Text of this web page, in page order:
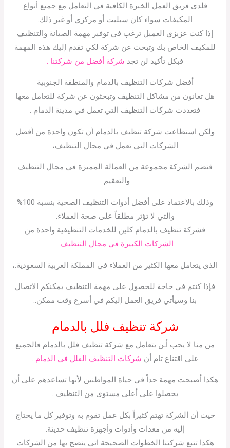
فلدى فريق العمل الخبرة الكافية في التعامل مع جميع أنواع
المكيفات سواء كان سبليت أو مركزي أو غير ذلك.
إذا كنت عزيزي العميل ترغب في توفير مهمة الصيانة والتنظيف
للمكيف الخاص بك وتبحث عن شركة لكي تقدم إليك هذه المهمة
فبكل تأكيد لن تجد شركة أفضل من شركتنا .
أفضل شركات التنظيف بالدمام والمنطقة الجنوبية
هل تعانون من مشاكل التنظيف وتبحثون عن شركة للتعامل معها
فتعددت شركات التنظيف التي تعمل في مدينة الدمام .
ولكن استطاعت شركة تنظيف بالدمام أن تكون واحدة من أفضل
الشركات التي تعمل في مجال التنظيف،
فتضم الشركة مجموعة من العمالة المميزة في مجال التنظيف
والتعقيم .
وذلك بالاعتماد على أفضل أدوات التنظيف الصحية بنسبة 100%
والتي لا تؤثر مطلقاً على صحة العملاء.
فشركة تنظيف بالدمام كلين للخدمات التنظيفية واحدة من
الشركات الكبيرة في مجال التنظيف .
الذي يتعامل معها الكثير من العملاء في المملكة العربية السعودية.،
فإذا كنتم في حاجة للحصول على مهمة التنظيف يمكنكم الاتصال
بنا وسيأتي فريق العمل إليكم في أسرع وقت ممكن..
شركة تنظيف فلل بالدمام
من منا لا يحب أـن يتعامل مع شركة تنظيف فلل بالدمام فالجميع
على اقتناع تام أن شركات التنظيف الفلل في الدمام .
هكذا أصبحت مهمة جداً في حياة المواطنين لأنها تساعدهم على أن
يحصلوا على أعلى مستوى من التنظيف .
حيث أن الشركة تهتم كثيراً بكل عمل تقوم به وتوفير كل ما يحتاج
إليه من معدات وأدوات وأجهزة تنظيف حديثة.
هكذا تتبع شركتنا الخطوات الصحيحة اتي ينصح بها من الشركات